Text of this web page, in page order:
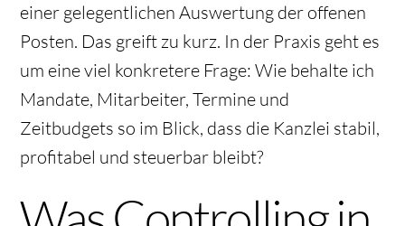
einer gelegentlichen Auswertung der offenen
Posten. Das greift zu kurz. In der Praxis geht es
um eine viel konkretere Frage: Wie behalte ich
Mandate, Mitarbeiter, Termine und
Zeitbudgets so im Blick, dass die Kanzlei stabil,
profitabel und steuerbar bleibt?